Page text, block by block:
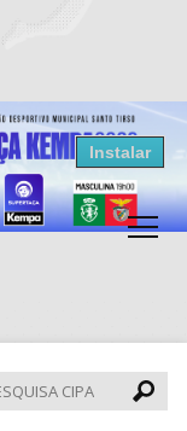
Instalar
CIPA